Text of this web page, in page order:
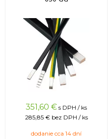
351,60 € s DPH / ks
285,85 € bez DPH / ks
dodanie cca 14 dní